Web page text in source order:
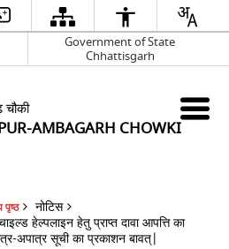
Government of State
Chhattisgarh
चौकी
AMBAGARH CHOWKI
पृष्ठ
नोटिस
हेल्पलाइन हेतु प्राप्त दावा आपत्ति का
अपात्र सूची का प्रकाशन बावत्|